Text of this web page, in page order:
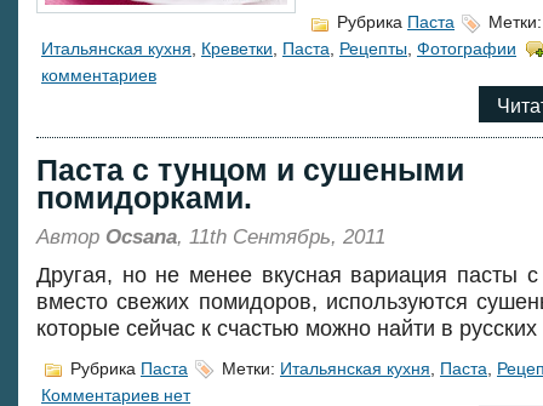
Рубрика Паста
Итальянская кухня
Креветки Паста Рецепты Фотографии
комментариев
Паста с тунцом и сушеными
помидорками.
Автор Ocsana, 11th Сентябрь, 2011
Другая, но не менее вкусная вариация пасты с
вместо свежих помидоров, используются
которые сейчас к счастью можно найти в русских
Рубрика Паста Метки: Итальянская кухня Паста
Комментариев нет